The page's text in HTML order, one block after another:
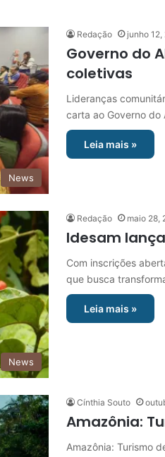
News
Redação junho 12,
Governo do
coletivas
Lideranças
carta ao Governo
Leia mais »
News
Redação maio 28,
Idesam
Com inscrições
que busca
Leia mais »
Cínthia Souto
Amazônia:
Amazônia: Turismo